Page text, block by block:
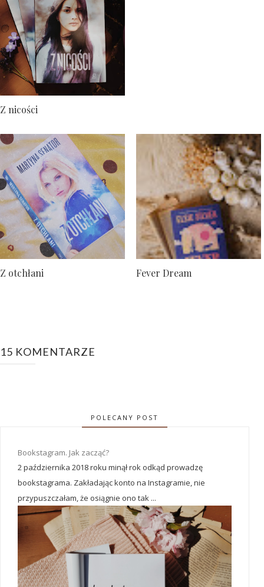
Z nicości
Z otchłani Fever Dream
15 KOMENTARZE
POLECANY POST
Bookstagram. Jak zacząć?
2 października 2018 roku minął rok odkąd prowadzę
bookstagrama. Zakładając konto na Instagramie, nie
przypuszczałam, że osiągnie ono tak ...